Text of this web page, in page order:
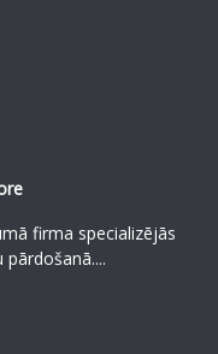
firma specializējās
...